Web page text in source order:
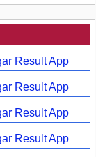
Result App
Result App
Result App
Result App